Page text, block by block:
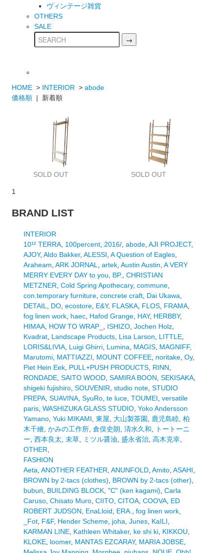
ヴィンテージ雑貨
OTHERS
SALE
HOME > INTERIOR >abode
価格順 | 新着順
SOLD OUT SOLD OUT
1
BRAND LIST
INTERIOR
10¹² TERRA, 100percent, 2016/, abode, AJI PROJECT,
AJOY, Aldo Bakker, ALESSI A Question of Eagles,
Araheam ARK JORNAL artek, Austin Austin A VERY
MERRY EVERY DAY to you
BP.
CHRISTIAN
METZNER Cold Spring Apothecary, commune,
con.temporary furniture, concrete craft, Dai Ukawa
DETAIL
DO, ecostore, E&Y, FLASKA, FLOS, FRAMA,
fog linen work, haec, Hafod Grange, HAY, HERBBY,
HIMAA, HOW TO WRAP_ ISHIZO, Jochen Holz,
Kvadrat, Landscape Products, Lisa Larson LITTLE,
LORIS&LIVIA, Luigi Ghirri, Lumina MAGIS, MAGNIFF,
Marutomi, MATTIAZZI MOUNT COFFEE, noritake, Oy,
Piet Hein Eek, PULL+PUSH PRODUCTS, RINN
RONDADE, SAITO WOOD, SAMIRA BOON SEKISAKA,
shigeki fujishiro, SOUVENIR studio note, STUDIO
PREPA, SUAVINA, SyuRo, te luce, TOUMEI versatile
paris, WASHIZUKA GLASS STUDIO, Yoko Andersson
Yamano, Yuki MIKAMI 東屋 大山製茶園 鹿児島睦, 柏
木千繪, かみの工作所, 倉俣史朗 清水久和
トートーニ
ー 西本良太 未草, ミツル醤油 盛永省治, 高木克幸,
OTHER
FASHION
Aeta ANOTHER FEATHER ANUNFOLD, Amito, ASAHI
BROWN by 2-tacs (clothes)
BROWN by 2-tacs (other)
bubun
BUILDING BLOCK, "C" (ken kagami) Carla
Caruso, Chisato Muro, CIITO, CITOA, COOVA, ED
ROBERT JUDSON
EnaLloid ERA. fog linen work,
_Fot, F&F, Hender Scheme, joha Junes, KaILI
KARMAN LINE, Kathleen Whitaker, ke shi ki, KIKKOU
KLOKE, loomer, MANTAS EZCARAY, MARIA JOBSE,